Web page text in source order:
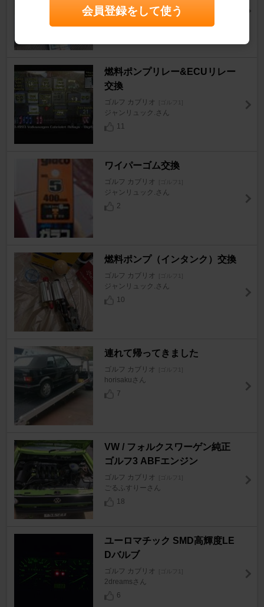
つっちー@GOLF1さん
7
0
燃料ポンプリレー&ECUリレー
交換
ゴルフ カブリオ [ゴルフ1]
ジャンリュック.さん
11
ワイパーゴム交換
ゴルフ カブリオ [ゴルフ1]
ジャンリュック.さん
2
燃料ポンプ（インタンク）交換
ゴルフ カブリオ [ゴルフ1]
ジャンリュック.さん
10
連れて帰ってきました
ゴルフ カブリオ [ゴルフ1]
horisakuさん
7
VW / フォルクスワーゲン純正
ゴルフ3 ABFエンジン
ゴルフ カブリオ [ゴルフ1]
ごるふすりーさん
18
ユーロマチック SMD高輝度LE
Dバルブ
ゴルフ カブリオ [ゴルフ1]
2dreamsさん
6
会員登録をして使う